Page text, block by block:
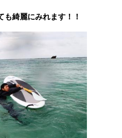
も綺麗にみれます！！